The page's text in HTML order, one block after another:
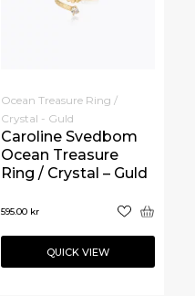
Ocean Treasure Ring /
Crystal - Guld
Caroline Svedbom
Ocean Treasure
Ring / Crystal – Guld
595.00 kr
QUICK VIEW